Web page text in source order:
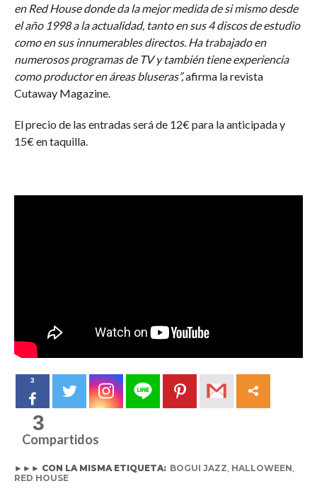
en Red House donde da la mejor medida de si mismo desde
el año 1998 a la actualidad, tanto en sus 4 discos de estudio
como en sus innumerables directos. Ha trabajado en
numerosos programas de TV y también tiene experiencia
como productor en áreas bluseras”,afirma la revista
Cutaway Magazine.
El precio de las entradas será de 12€ para la anticipada y
15€ en taquilla.
3
3
Compartidos
►►► CON LA MISMA ETIQUETA: BOGUI JAZZ HALLOWEEN
RED HOUSE